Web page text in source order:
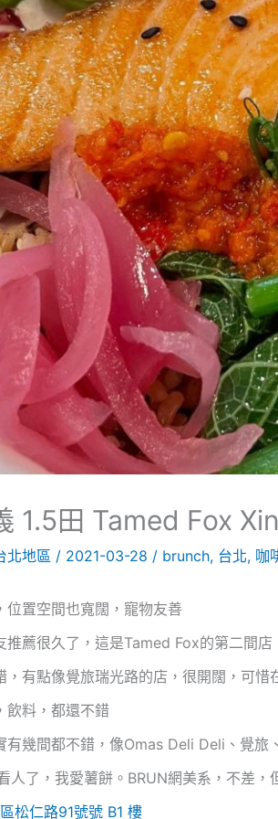
1.5田 Tamed Fox
北地區 / 2021-03-28 / brunch, 台北, 咖
位置空間也寬闊，寵物友善
推薦很久了，這是Tamed Fox的第二間店
，有點像覺旅瑞光路的店，很開闊，可惜
飲料，都還不錯
有幾間都不錯，像Omas Deli Deli、覺旅
人了，我愛薯餅。BRUN網美系，不差，
松仁路91號號 B1 樓